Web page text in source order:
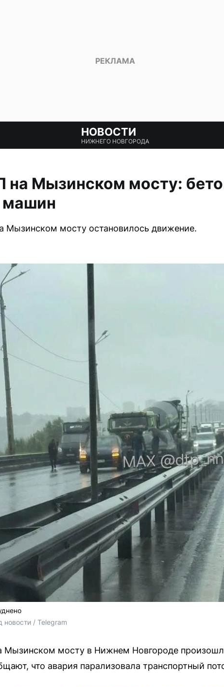
НОВОСТИ
НИЖНЕГО НОВГОРОДА
на Мызинском мосту:
машин
Мызинском мосту остановилось движение.
/ Telegram
Мызинском мосту в Нижнем Новгороде
что авария парализовала транспортный